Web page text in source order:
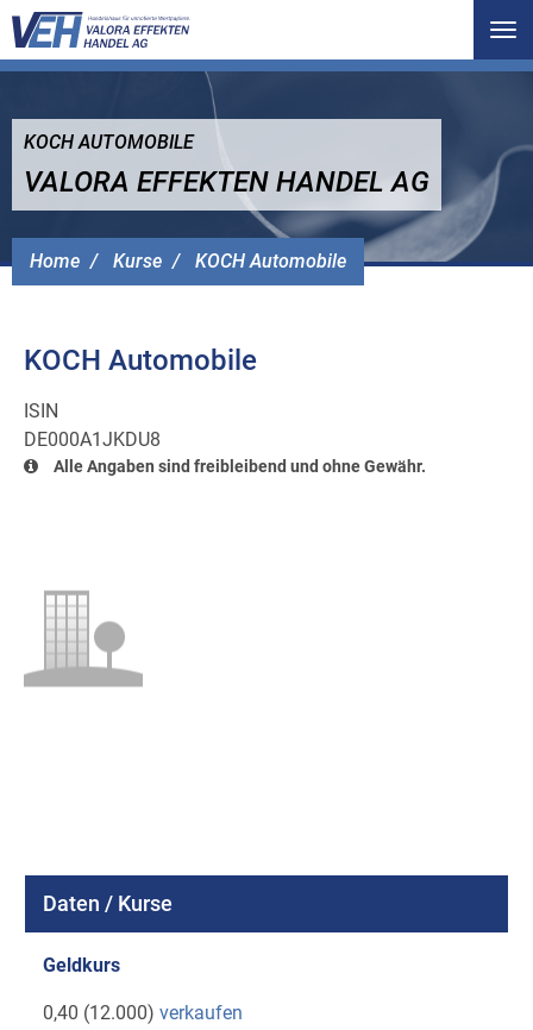
Home Kurse KOCH Automobile
KOCH AUTOMOBILE
VALORA EFFEKTEN HANDEL AG
KOCH Automobile
ISIN
DE000A1JKDU8
Alle Angaben sind freibleibend und ohne Gewähr.
Daten / Kurse
Geldkurs
0,40 (12.000) verkaufen